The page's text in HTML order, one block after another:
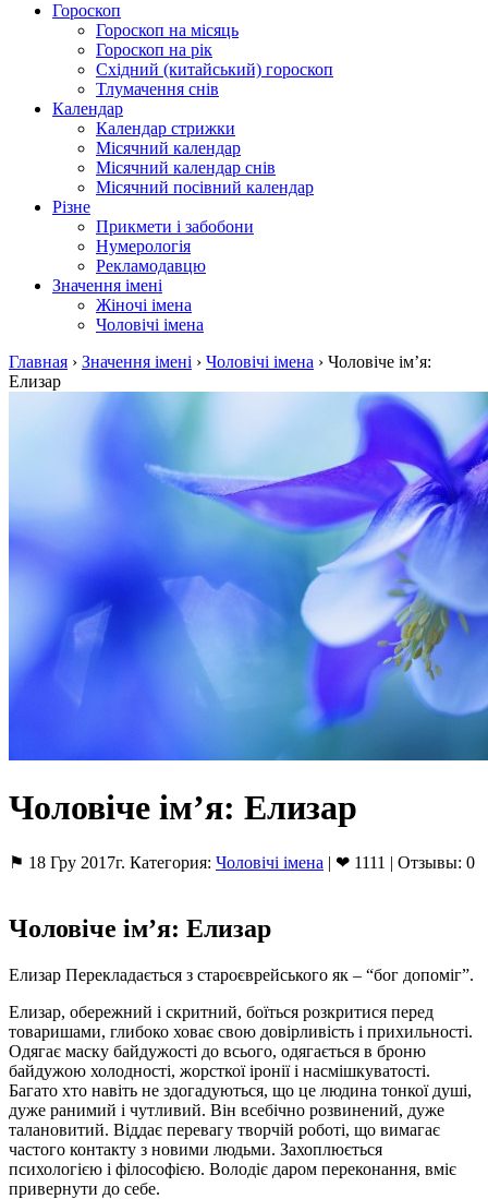
Гороскоп
Гороскоп на місяць
Гороскоп на рік
Східний (китайський) гороскоп
Тлумачення снів
Календар
Календар стрижки
Місячний календар
Місячний календар снів
Місячний посівний календар
Різне
Прикмети і забобони
Нумерологія
Рекламодавцю
Значення імені
Жіночі імена
Чоловічі імена
Главная › Значення імені › Чоловічі імена › Чоловіче ім’я:
Елизар
Чоловіче ім’я: Елизар
⚑ 18 Гру 2017г. Категория: Чоловічі імена | ❤ 1111 | Отзывы: 0
Чоловіче ім’я: Елизар
Елизар Перекладається з староєврейського як – “бог допоміг”.
Елизар, обережний і скритний, боїться розкритися перед
товаришами, глибоко ховає свою довірливість і прихильності.
Одягає маску байдужості до всього, одягається в броню
байдужою холодності, жорсткої іронії і насмішкуватості.
Багато хто навіть не здогадуються, що це людина тонкої душі,
дуже ранимий і чутливий. Він всебічно розвинений, дуже
талановитий. Віддає перевагу творчій роботі, що вимагає
частого контакту з новими людьми. Захоплюється
психологією і філософією. Володіє даром переконання, вміє
привернути до себе.